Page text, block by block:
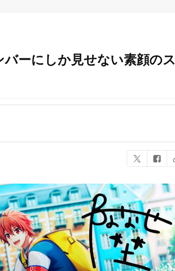
ーにしか見せない素顔のス